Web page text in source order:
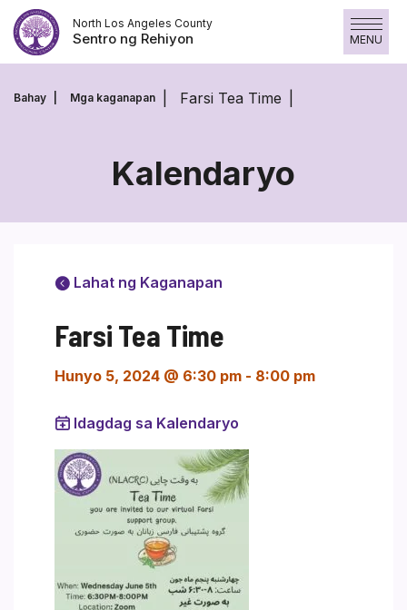
Laktawan
ang
nilalaman
North Los Angeles County
Sentro ng Rehiyon MENU
Bahay Mga kaganapan Farsi Tea Time
Kalendaryo
Lahat ng Kaganapan
Farsi Tea Time
Hunyo 5, 2024 @ 6:30 pm - 8:00 pm
Idagdag sa Kalendaryo